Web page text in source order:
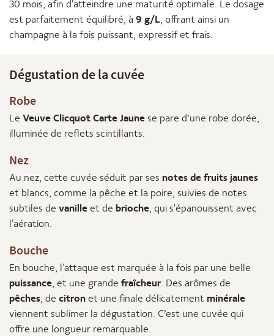
30 mois, afin d'atteindre une maturité optimale. Le dosage
est parfaitement équilibré, à 9 g/L, offrant ainsi un
champagne à la fois puissant, expressif et frais.
Dégustation de la cuvée
Robe
Le Veuve Clicquot Carte Jaune se pare d’une robe dorée,
illuminée de reflets scintillants.
Nez
Au nez, cette cuvée séduit par ses notes de fruits jaunes
et blancs, comme la pêche et la poire, suivies de notes
subtiles de vanille et de brioche, qui s'épanouissent avec
l'aération.
Bouche
En bouche, l'attaque est marquée à la fois par une belle
puissance, et une grande fraîcheur. Des arômes de
pêches, de citron et une finale délicatement minérale
viennent sublimer la dégustation. C’est une cuvée qui
offre une longueur remarquable.